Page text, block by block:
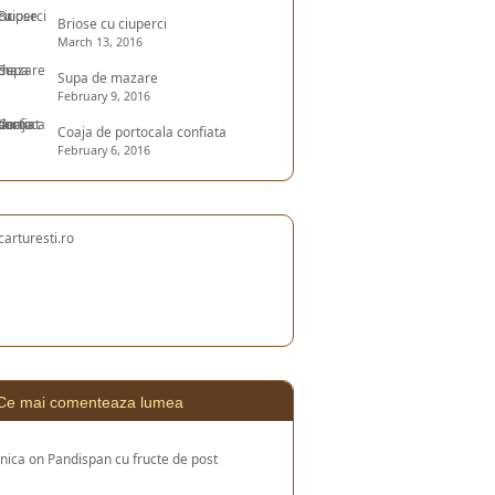
Briose cu ciuperci
March 13, 2016
Supa de mazare
February 9, 2016
Coaja de portocala confiata
February 6, 2016
mai comenteaza lumea
on Pandispan cu fructe de post